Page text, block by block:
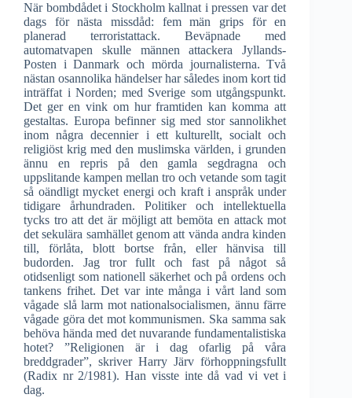
När bombdådet i Stockholm kallnat i pressen var det
dags för nästa missdåd: fem män grips för en
planerad terroristattack. Beväpnade med
automatvapen skulle männen attackera Jyllands-
Posten i Danmark och mörda journalisterna. Två
nästan osannolika händelser har således inom kort tid
inträffat i Norden; med Sverige som utgångspunkt.
Det ger en vink om hur framtiden kan komma att
gestaltas. Europa befinner sig med stor sannolikhet
inom några decennier i ett kulturellt, socialt och
religiöst krig med den muslimska världen, i grunden
ännu en repris på den gamla segdragna och
uppslitande kampen mellan tro och vetande som tagit
så oändligt mycket energi och kraft i anspråk under
tidigare århundraden. Politiker och intellektuella
tycks tro att det är möjligt att bemöta en attack mot
det sekulära samhället genom att vända andra kinden
till, förlåta, blott bortse från, eller hänvisa till
budorden. Jag tror fullt och fast på något så
otidsenligt som nationell säkerhet och på ordens och
tankens frihet. Det var inte många i vårt land som
vågade slå larm mot nationalsocialismen, ännu färre
vågade göra det mot kommunismen. Ska samma sak
behöva hända med det nuvarande fundamentalistiska
hotet? ”Religionen är i dag ofarlig på våra
breddgrader”, skriver Harry Järv förhoppningsfullt
(Radix nr 2/1981). Han visste inte då vad vi vet i
dag.